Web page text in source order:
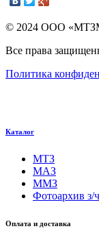
© 2024 ООО
Все права
Политика
Каталог
МТЗ
МАЗ
ММЗ
Фотоархив з/ч
Оплата и доставка